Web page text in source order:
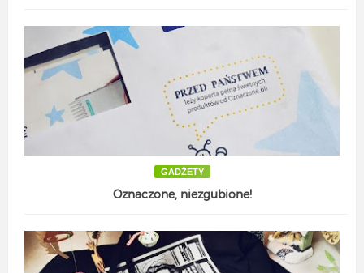
GADŻETY
Oznaczone, niezgubione!